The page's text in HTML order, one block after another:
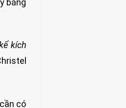
bằng
kích
có